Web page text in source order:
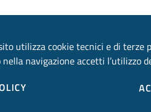
utilizza cookie tecnici e di terze
nella navigazione accetti l’utilizzo